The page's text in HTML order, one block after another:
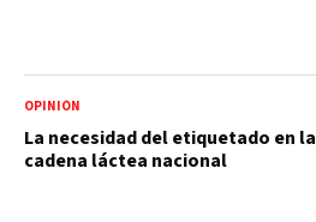
OPINIÓN
La necesidad del etiquetado en la
cadena láctea nacional